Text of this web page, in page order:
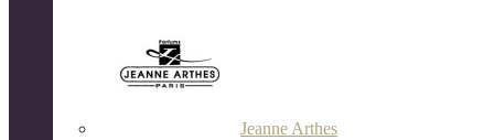
Jeanne Arthes